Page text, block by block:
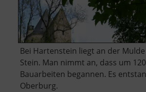
Bei Hartenstein liegt an der
Stein. Man nimmt an, dass um
Bauarbeiten begannen. Es
Oberburg.